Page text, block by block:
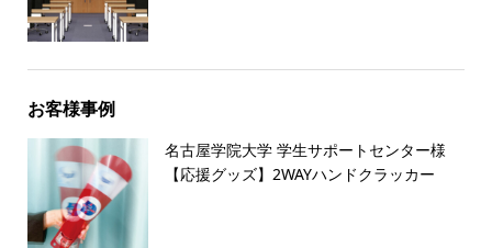
お客様事例
名古屋学院大学 学生サポートセンター様
【応援グッズ】2WAYハンドクラッカー